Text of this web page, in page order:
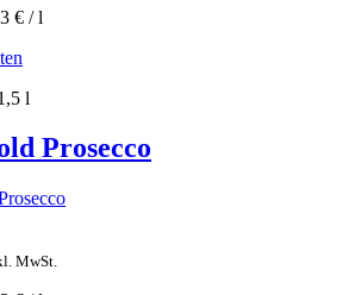
€ /l
l
Prosecco
MwSt.